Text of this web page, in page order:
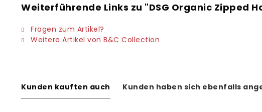
Weiterführende Links zu "DSG Organic Zipped
Fragen zum Artikel?
Weitere Artikel von B&C Collection
Kunden kauften auch Kunden haben sich ebenfalls